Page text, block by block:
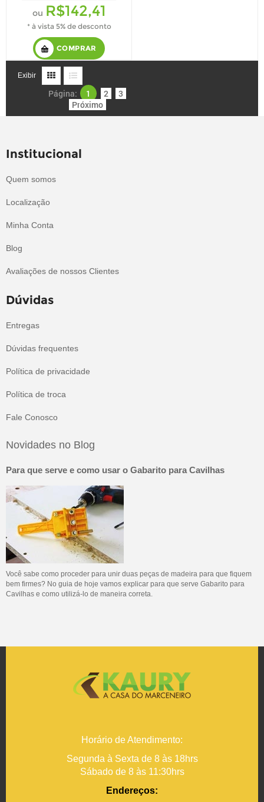
ou R$142,41
* à vista 5% de desconto
COMPRAR
Exibir
Página: 1 2
3
Próximo
Institucional
Quem somos
Localização
Minha Conta
Blog
Avaliações de nossos Clientes
Dúvidas
Entregas
Dúvidas frequentes
Política de privacidade
Política de troca
Fale Conosco
Novidades no Blog
Para que serve e como usar o Gabarito para Cavilhas
Você sabe como proceder para unir duas peças de madeira para que fiquem
bem firmes? No guia de hoje vamos explicar para que serve Gabarito para
Cavilhas e como utilizá-lo de maneira correta.
Horário de Atendimento:
Segunda à Sexta de 8 às 18hrs
Sábado de 8 às 11:30hrs
Endereços: